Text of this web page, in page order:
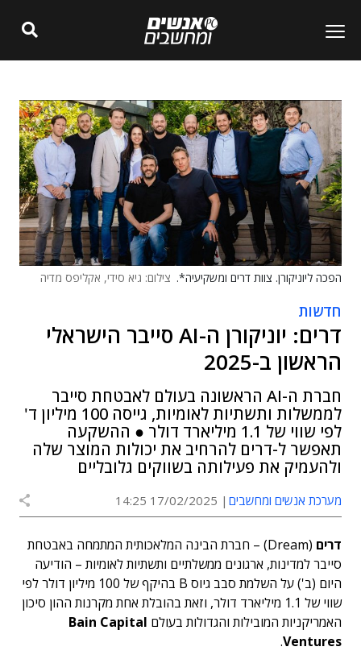
הפכה ליוניקורן. צוות דרים ומשקיעיה*. צילום: גיא סידי, אקליפס מדיה
חדשות
דרים: יוניקורן ה-AI סייבר הישראלי
הראשון ב-2025
חברת ה-AI הראשונה בעולם לאבטחת סייבר
לממשלות ותשתיות לאומיות, גייסה 100 מיליון ד'
לפי שווי של 1.1 מיליארד דולר ● ההשקעה
תאפשר ל-דרים להרחיב את יכולות המוצר שלה
ולהעמיק את פעילותה בשווקים גלובליים
מערכת אנשים ומחשבים 17/02/2025 14:25
דרים
(Dream) – חברת הבינה המלאכותית המתמחה באבטחת
סייבר למדינות, ארגונים ממשלתיים ותשתיות לאומיות – הודיעה
היום (ב') על השלמת סבב גיוס B בהיקף של 100 מיליון דולר לפי
שווי של 1.1 מיליארד דולר, וזאת בהובלת אחת מקרנות ההון סיכון
האמריקניות המובילות והגדולות בעולם Bain Capital
Ventures
.